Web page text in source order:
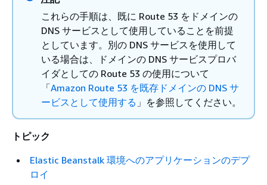
これらの手順は、既に Route 53 をドメインの
DNS サービスとして使用していることを前提
としています。別の DNS サービスを使用して
いる場合は、ドメインの DNS サービスプロバ
イダとしての Route 53 の使用について
「Amazon Route 53 を既存ドメインの DNS サ
ービスとして使用する 」を参照してください。
トピック
Elastic Beanstalk 環境へのアプリケーションのデプ
ロイ